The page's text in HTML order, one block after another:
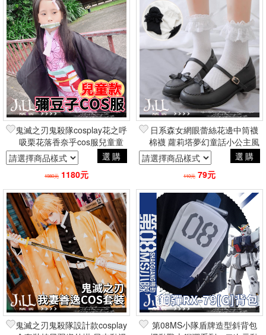
鬼滅之刃鬼殺隊cosplay花之呼
吸栗花落香奈乎cos服兒童童
裝 日本動漫二次元角色扮演
選購
1980元 1180元
日系森女網眼蕾絲花邊中筒襪
棉襪 蘿莉塔夢幻童話小公主風
Lolita百搭
選購
110元 79元
鬼滅之刃鬼殺隊設計款cosplay
第08MS小隊盾牌造型斜背包